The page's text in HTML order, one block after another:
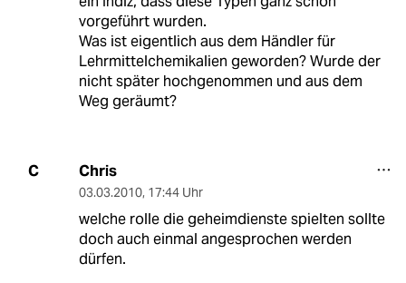
vorgeführt wurden.
Was ist eigentlich aus dem Händler für
Lehrmittelchemikalien geworden? Wurde der
nicht später hochgenommen und aus dem
Weg geräumt?
C Chris
03.03.2010, 17:44 Uhr
welche rolle die geheimdienste spielten sollte
doch auch einmal angesprochen werden
dürfen.